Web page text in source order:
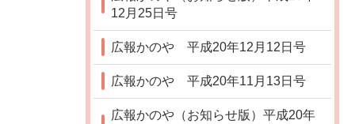
12月25日号
広報かのや 平成20年12月12日号
広報かのや 平成20年11月13日号
広報かのや（お知らせ版）平成20年